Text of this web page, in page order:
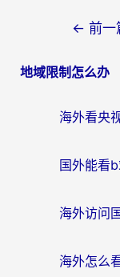
导
← 前一
地域限制怎么办